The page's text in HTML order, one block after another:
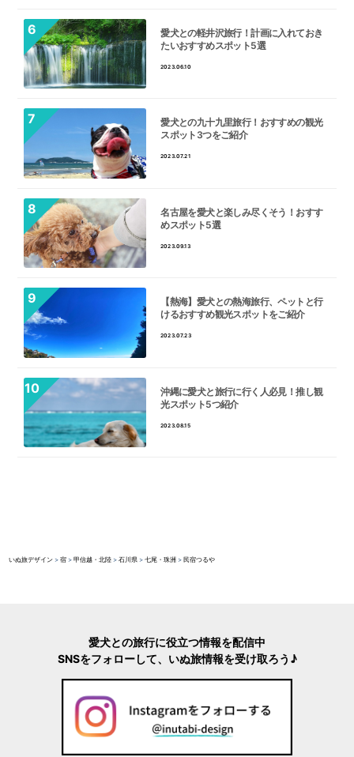
愛犬との軽井沢旅行！計画に入れておき
たいおすすめスポット5選
2023.06.10
愛犬との九十九里旅行！おすすめの観光
スポット3つをご紹介
2023.07.21
名古屋を愛犬と楽しみ尽くそう！おすす
めスポット5選
2023.09.13
【熱海】愛犬との熱海旅行、ペットと行
けるおすすめ観光スポットをご紹介
2023.07.23
沖縄に愛犬と旅行に行く人必見！推し観
光スポット5つ紹介
2023.08.15
いぬ旅デザイン >宿 >甲信越・北陸 >石川県 >七尾・珠洲 >民宿つるや
愛犬との旅行に役立つ情報を配信中
SNSをフォローして、いぬ旅情報を受け取ろう♪